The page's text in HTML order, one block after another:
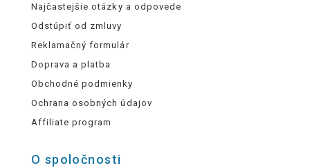
Najčastejšie otázky a odpovede
Odstúpiť od zmluvy
Reklamačný formulár
Doprava a platba
Obchodné podmienky
Ochrana osobných údajov
Affiliate program
O spoločnosti